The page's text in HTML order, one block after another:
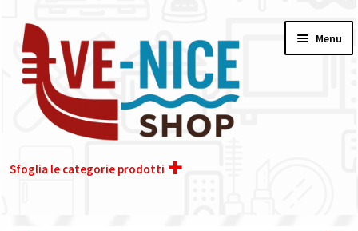
alla
navigazione
contenuto
Menu
Sfoglia le categorie prodotti